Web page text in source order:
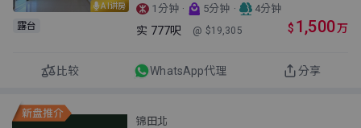
AI讲房
露台
1分钟 · 5分钟 · 4分钟
实 777呎 @ $19,305 $ 1,500万
比较 WhatsApp代理 分享
锦田北